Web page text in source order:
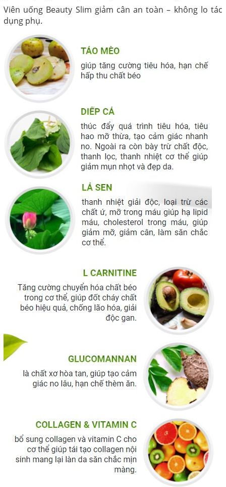
Viên uống Beauty Slim giảm cân an toàn – không lo tác
dụng phụ.